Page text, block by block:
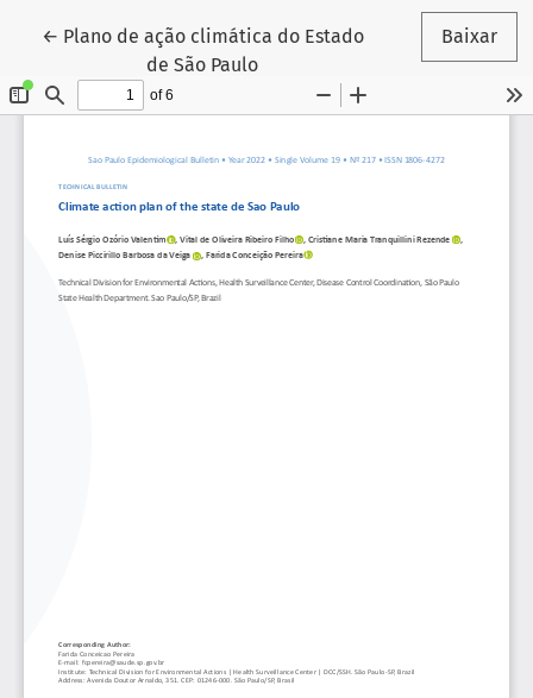
← Voltar aos Detalhes do Artigo
Plano de ação climática do Estado
de São Paulo
Baixar